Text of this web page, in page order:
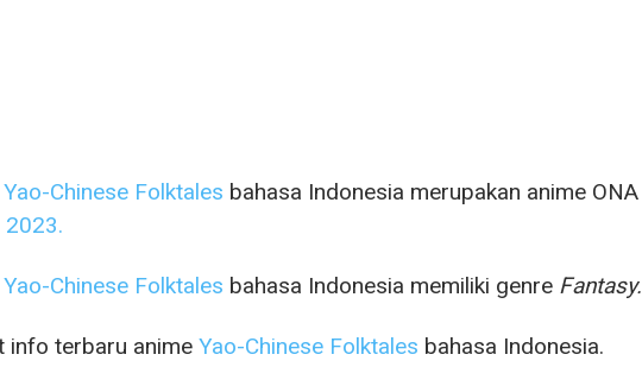
Yao-Chinese Folktales bahasa Indonesia merupakan anime
2023.
Yao-Chinese Folktales bahasa Indonesia memiliki genre Fantasy.
info terbaru anime Yao-Chinese Folktales bahasa Indonesia.